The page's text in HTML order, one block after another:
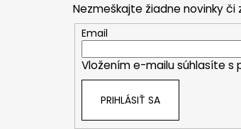
Nezmeškajte žiadne novinky či
Email
Vložením e-mailu súhlasíte s
PRIHLÁSIŤ SA